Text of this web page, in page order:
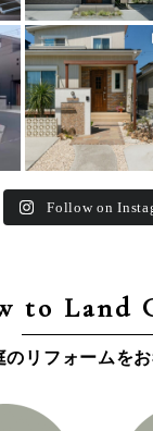
land_garden
27 0
Follow on
to Land
のリフォームを